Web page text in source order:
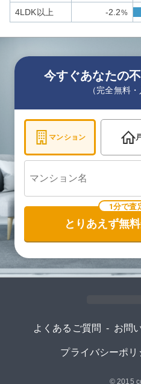
4LDK以上 -2.2%
今すぐあなたの
（完全無料
マンション
1分で査
とりあえず無
よくあるご質問 - お問
プライバシーポリ
© 2015